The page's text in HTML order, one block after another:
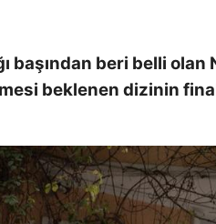
başından beri belli olan
beklenen dizinin